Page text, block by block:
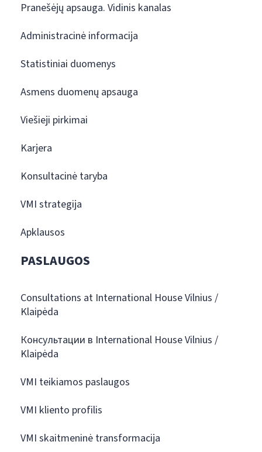
Pranešėjų apsauga. Vidinis kanalas
Administracinė informacija
Statistiniai duomenys
Asmens duomenų apsauga
Viešieji pirkimai
Karjera
Konsultacinė taryba
VMI strategija
Apklausos
PASLAUGOS
Consultations at International House Vilnius /
Klaipėda
Консультации в International House Vilnius /
Klaipėda
VMI teikiamos paslaugos
VMI kliento profilis
VMI skaitmeninė transformacija